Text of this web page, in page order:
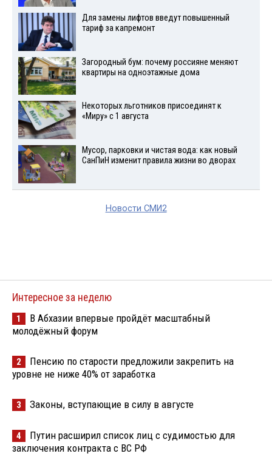
Для замены лифтов введут повышенный
тариф за капремонт
Загородный бум: почему россияне меняют
квартиры на одноэтажные дома
Некоторых льготников присоединят к
«Миру» с 1 августа
Мусор, парковки и чистая вода: как новый
СанПиН изменит правила жизни во дворах
Новости СМИ2
Интересное за неделю
1
В Абхазии впервые пройдёт масштабный
молодёжный форум
2
Пенсию по старости предложили закрепить на
уровне не ниже 40% от заработка
3 Законы, вступающие в силу в августе
4
Путин расширил список лиц с судимостью для
заключения контракта с ВС РФ